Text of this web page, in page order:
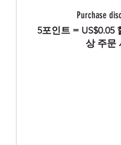
Purchase
5포인트 = US$0.05
상 주문